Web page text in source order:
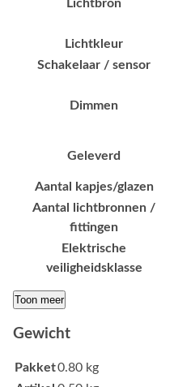
Lichtbron
Lichtkleur
Schakelaar / sensor
Dimmen
Geleverd
Aantal kapjes/glazen
Aantal lichtbronnen /
fittingen
Elektrische
veiligheidsklasse
Toon meer
Gewicht
Pakket0.80 kg